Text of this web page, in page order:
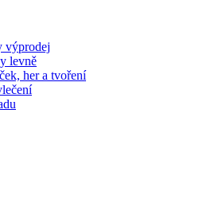
výprodej
levně
her a tvoření